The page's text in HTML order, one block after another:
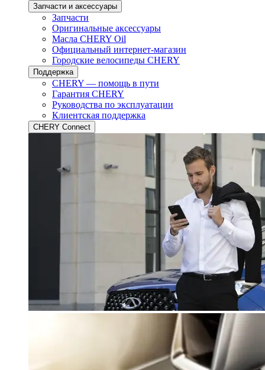
Запчасти и аксессуары
Запчасти
Оригинальные аксессуары
Масла CHERY Oil
Официальный интернет-магазин
Городские велосипеды CHERY
Поддержка
CHERY — помощь в пути
Гарантия CHERY
Руководства по эксплуатации
Клиентская поддержка
CHERY Connect